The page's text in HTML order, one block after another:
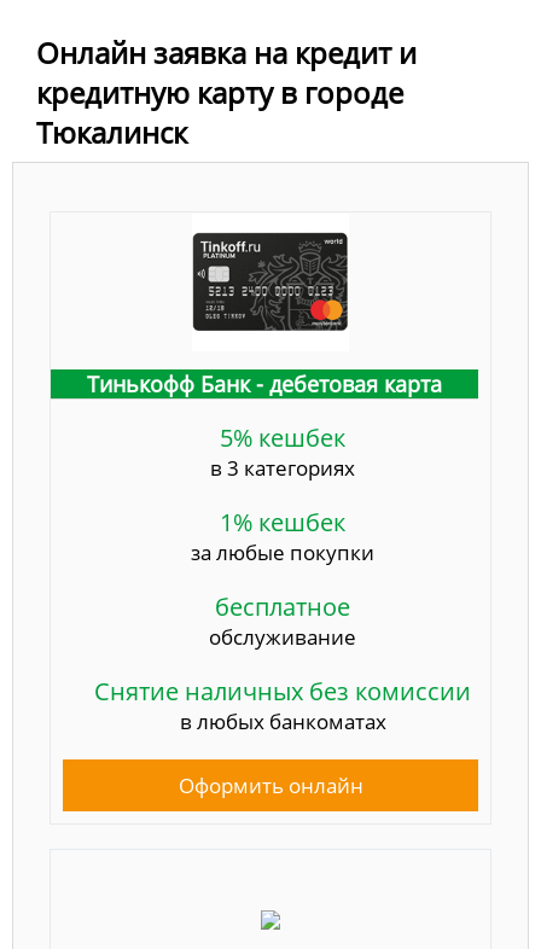
Онлайн заявка на кредит и
кредитную карту в городе
Тюкалинск
Тинькофф Банк - дебетовая карта
5% кешбек
в 3 категориях
1% кешбек
за любые покупки
бесплатное
обслуживание
Снятие наличных без комиссии
в любых банкоматах
Оформить онлайн